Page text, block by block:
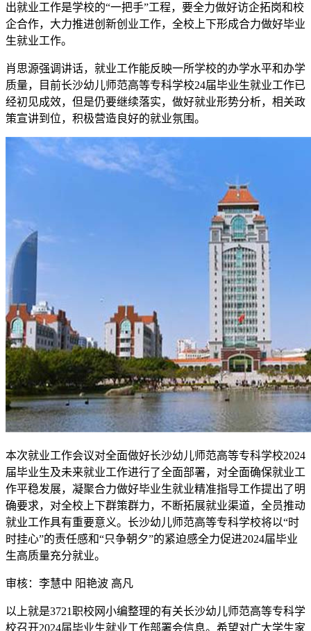
出就业工作是学校的“一把手”工程，要全力做好访企拓岗和校
企合作，大力推进创新创业工作，全校上下形成合力做好毕业
生就业工作。
肖思源强调讲话，就业工作能反映一所学校的办学水平和办学
质量，目前长沙幼儿师范高等专科学校24届毕业生就业工作已
经初见成效，但是仍要继续落实，做好就业形势分析，相关政
策宣讲到位，积极营造良好的就业氛围。
本次就业工作会议对全面做好长沙幼儿师范高等专科学校2024
届毕业生及未来就业工作进行了全面部署，对全面确保就业工
作平稳发展，凝聚合力做好毕业生就业精准指导工作提出了明
确要求，对全校上下群策群力，不断拓展就业渠道，全员推动
就业工作具有重要意义。长沙幼儿师范高等专科学校将以“时
时挂心”的责任感和“只争朝夕”的紧迫感全力促进2024届毕业
生高质量充分就业。
审核：李慧中 阳艳波 高凡
以上就是3721职校网小编整理的有关长沙幼儿师范高等专科学
校召开2024届毕业生就业工作部署会信息。希望对广大学生家